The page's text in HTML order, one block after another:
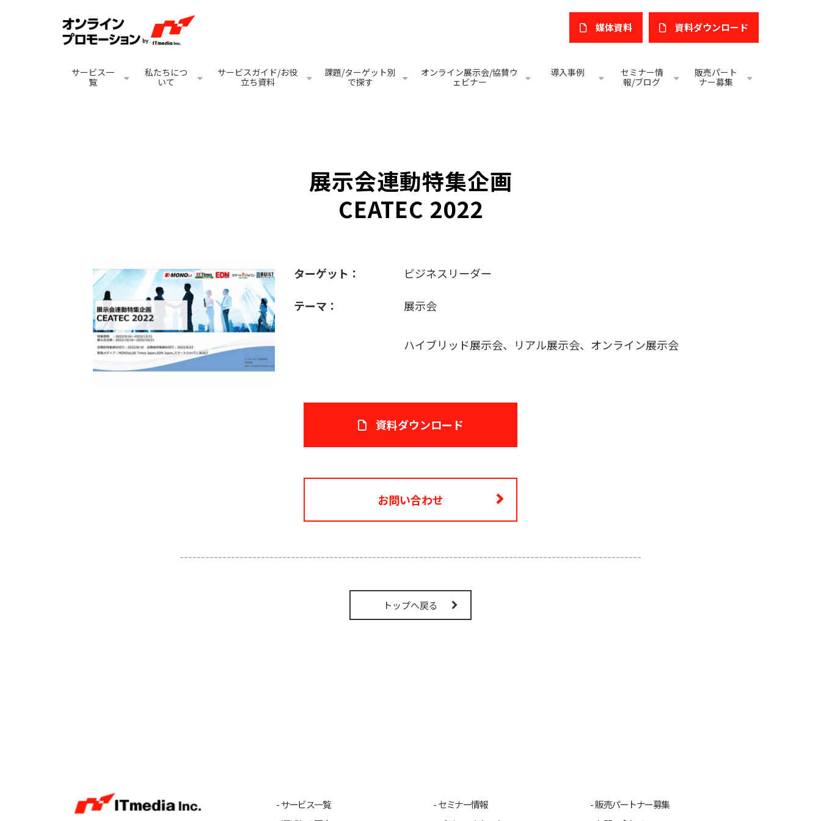
媒体資料 ​資料ダウンロード
サービス一
覧
私たちにつ
いて
サービスガイド/お役
立ち資料
課題/ターゲット別
で探す
オンライン展示会/協賛ウ
ェビナー
導入事例
セミナー情
報/ブログ
販売パート
ナー募集
展示会連動特集企画
CEATEC 2022
ターゲット： ビジネスリーダー
テーマ： 展示会
ハイブリッド展示会、リアル展示会、オンライン展示会
資料ダウンロード
お問い合わせ
------------------------------------------------------------------------------------------------------------
トップへ戻る
サービス一覧
セミナー情報
販売パートナー募集